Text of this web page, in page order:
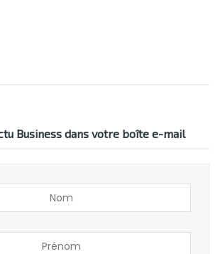
Business dans votre boîte e-mail